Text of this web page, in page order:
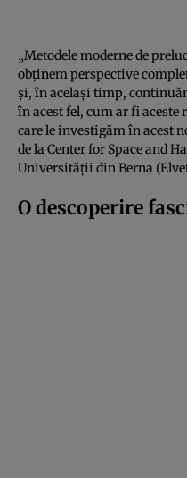
„Metodele moderne de
obținem perspective
și, în același timp,
în acest fel, cum ar fi aceste
care le investigăm în acest
de la Center for Space and
Universității din Berna
O descoperire